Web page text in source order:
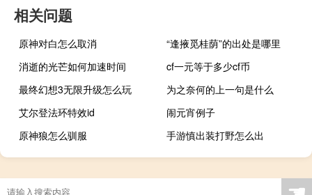
相关问题
原神对白怎么取消
“逢掖觅桂荫”的出处是哪里
消逝的光芒如何加速时间
cf一元等于多少cf币
最终幻想3无限升级怎么玩
为之奈何的上一句是什么
艾尔登法环特效id
闹元宵例子
原神狼怎么驯服
手游慎出装打野怎么出